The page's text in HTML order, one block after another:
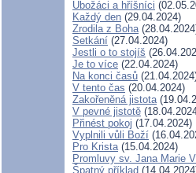
Ubožáci a hříšníci
Každý den (29.04.2024)
Zrodila z Boha
Setkání (27.04.2024)
Jestli o to stojíš
Je to více (22.04.2024)
Na konci časů
V tento čas (20.04.2024)
Zakořeněná jistota
V pevné jistotě
Přinést pokoj (17.04.2024)
Vyplnili vůli Boží
Pro Krista(15.04.2024)
Promluvy sv. Jana Marie
Špatný příklad